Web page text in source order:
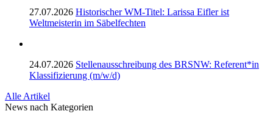
27.07.2026 Historischer WM-Titel: Larissa Eifler ist
Weltmeisterin im Säbelfechten
24.07.2026 Stellenausschreibung des BRSNW: Referent*in
Klassifizierung (m/w/d)
Alle Artikel
News nach Kategorien